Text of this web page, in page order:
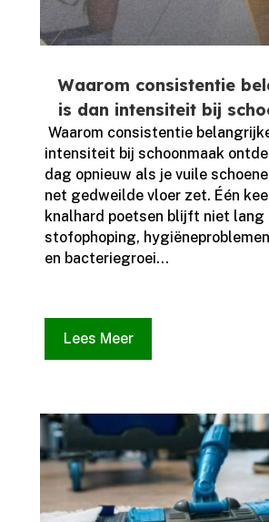
Waarom consistentie
is dan intensiteit bij
Waarom consistentie
intensiteit bij schoonmaak
dag opnieuw als je vuile
net gedweilde vloer zet.​ Één
knalhard poetsen blijft niet lang
stofophoping,
en bacteriegroei...
Lees Meer